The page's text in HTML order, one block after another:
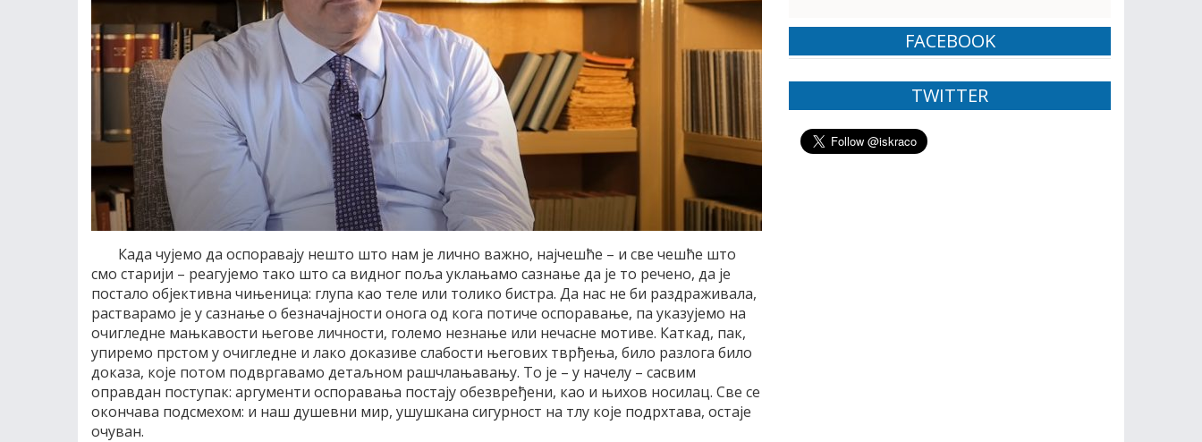
Када чујемо да оспоравају нешто што нам је лично важно, најчешће – и све чешће што
смо старији – реагујемо тако што са видног поља уклањамо сазнање да је то речено, да је
постало објективна чињеница: глупа као теле или толико бистра. Да нас не би раздраживала,
растварамо је у сазнање о безначајности онога од кога потиче оспоравање, па указујемо на
очигледне мањкавости његове личности, големо незнање или нечасне мотиве. Каткад, пак,
упиремо прстом у очигледне и лако доказиве слабости његових тврђења, било разлога било
доказа, које потом подвргавамо детаљном рашчлањавању. То је – у начелу – сасвим
оправдан поступак: аргументи оспоравања постају обезвређени, као и њихов носилац. Све се
окончава подсмехом: и наш душевни мир, ушушкана сигурност на тлу које подрхтава, остаје
очуван.
FACEBOOK
TWITTER